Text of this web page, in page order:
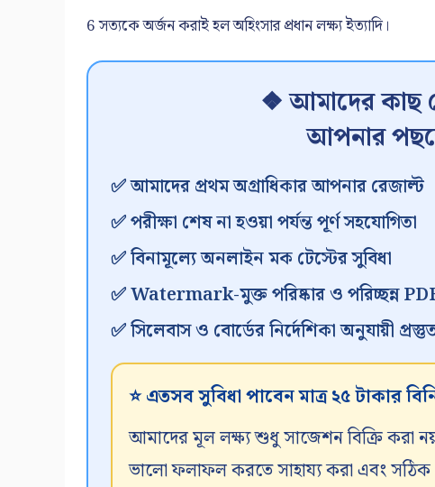
6 সত্যকে অর্জন করাই হল অহিংসার প্রধান লক্ষ্য ইত্যাদি।
❖ আমাদের কাছ
আপনার
✅ আমাদের প্রথম অগ্রাধিকার আপনার রেজাল্ট
✅ পরীক্ষা শেষ না হওয়া পর্যন্ত পূর্ণ সহযোগিতা
✅ বিনামূল্যে অনলাইন মক টেস্টের সুবিধা
✅ Watermark-মুক্ত পরিষ্কার ও পরিচ্ছন্ন
✅ সিলেবাস ও বোর্ডের নির্দেশিকা অনুযায়ী
⭐ এতসব সুবিধা পাবেন মাত্র ২৫ টাকার
আমাদের মূল লক্ষ্য শুধু সাজেশন বিক্রি করা
ভালো ফলাফল করতে সাহায্য করা এবং সঠিক